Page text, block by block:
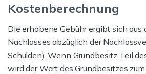
Kostenberechnung
Die erhobene Gebühr ergibt sich aus
Nachlasses abzüglich der
Schulden). Wenn Grundbesitz Teil
wird der Wert des Grundbesitzes